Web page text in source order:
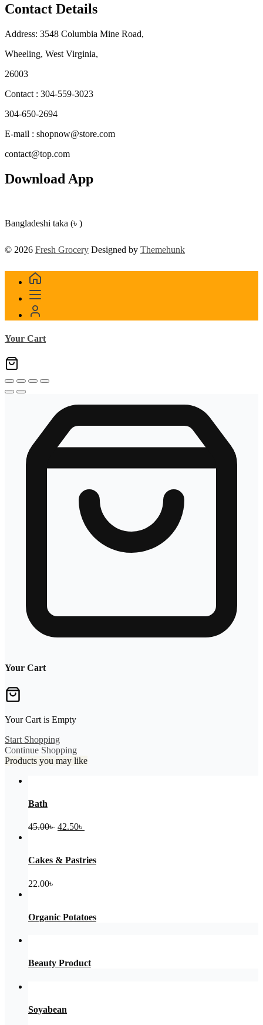
Contact Details
Address: 3548 Columbia Mine Road,
Wheeling, West Virginia,
26003
Contact : 304-559-3023
304-650-2694
E-mail : shopnow@store.com
contact@top.com
Download App
Bangladeshi taka (৳ )
© 2026 Fresh Grocery Designed by Themehunk
Your Cart
Your Cart
Your Cart is Empty
Start Shopping
Continue Shopping
Products you may like
Bath
45.00৳ Original
45.00৳ .
42.50৳
42.50৳ .
Cakes & Pastries
22.00৳
Organic Potatoes
Beauty Product
Soyabean